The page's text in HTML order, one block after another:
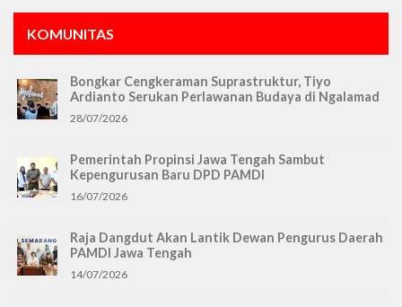
KOMUNITAS
Bongkar Cengkeraman Suprastruktur, Tiyo
Ardianto Serukan Perlawanan Budaya di Ngalamad
28/07/2026
Pemerintah Propinsi Jawa Tengah Sambut
Kepengurusan Baru DPD PAMDI
16/07/2026
Raja Dangdut Akan Lantik Dewan Pengurus Daerah
PAMDI Jawa Tengah
14/07/2026